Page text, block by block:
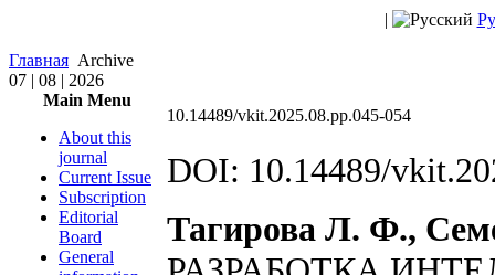
|
Главная Archive
07 | 08 | 2026
Main Menu
About this
journal
Current Issue
Subscription
Editorial
Board
General
10.14489/vkit.2025.08.pp.045-054
DOI: 10.14489/
Тагирова Л. Ф.,